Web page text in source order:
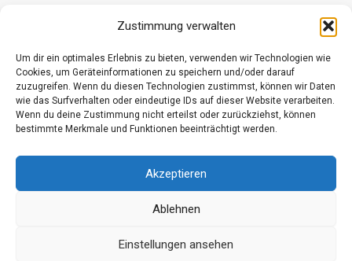
Zustimmung verwalten
Um dir ein optimales Erlebnis zu bieten, verwenden wir Technologien wie
Cookies, um Geräteinformationen zu speichern und/oder darauf
zuzugreifen. Wenn du diesen Technologien zustimmst, können wir Daten
wie das Surfverhalten oder eindeutige IDs auf dieser Website verarbeiten.
Wenn du deine Zustimmung nicht erteilst oder zurückziehst, können
bestimmte Merkmale und Funktionen beeinträchtigt werden.
Akzeptieren
Ablehnen
Einstellungen ansehen
Datenschutz
Impressum